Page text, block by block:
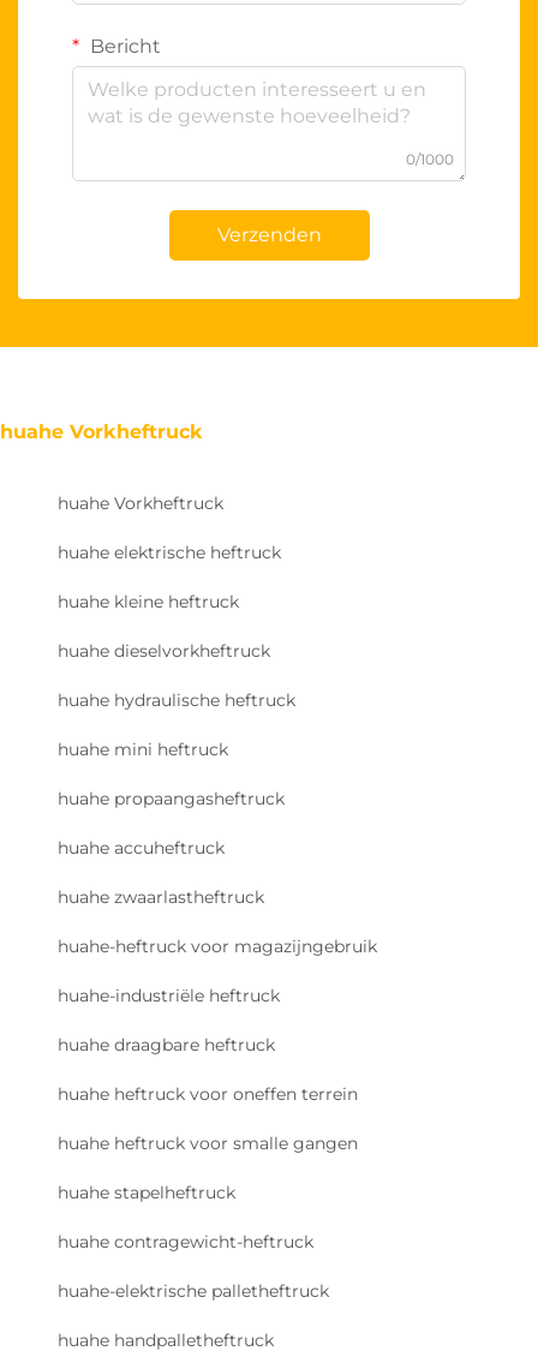
Bericht
0/1000
Verzenden
huahe Vorkheftruck
huahe Vorkheftruck
huahe elektrische heftruck
huahe kleine heftruck
huahe dieselvorkheftruck
huahe hydraulische heftruck
huahe mini heftruck
huahe propaangasheftruck
huahe accuheftruck
huahe zwaarlastheftruck
huahe-heftruck voor magazijngebruik
huahe-industriële heftruck
huahe draagbare heftruck
huahe heftruck voor oneffen terrein
huahe heftruck voor smalle gangen
huahe stapelheftruck
huahe contragewicht-heftruck
huahe-elektrische palletheftruck
huahe handpalletheftruck